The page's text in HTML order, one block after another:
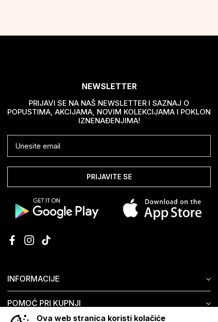
INFORMACIJE
POMOĆ PRI KUPNJI
NEWSLETTER
PRIJAVI SE NA NAŠ NEWSLETTER I SAZNAJ O
POPUSTIMA, AKCIJAMA, NOVIM KOLEKCIJAMA I POKLON
IZNENAĐENJIMA!
PRIJAVITE SE
Ova web stranica koristi kolačiće